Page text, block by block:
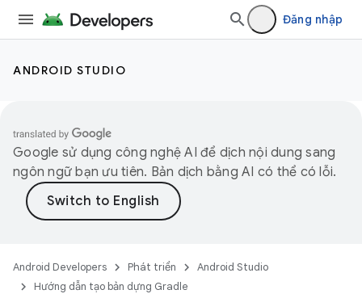
Đăng nhập
ANDROID STUDIO
Google sử dụng công nghệ AI để dịch nội dung sang
ngôn ngữ bạn ưu tiên. Bản dịch bằng AI có thể có lỗi.
Android Developers Phát triển
Android Studio
Hướng dẫn tạo bản dựng Gradle